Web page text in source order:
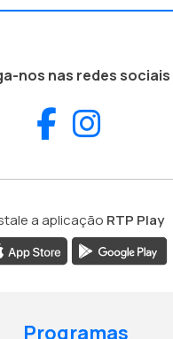
nos nas redes sociais
Facebook
a aplicação RTP Play
Programas